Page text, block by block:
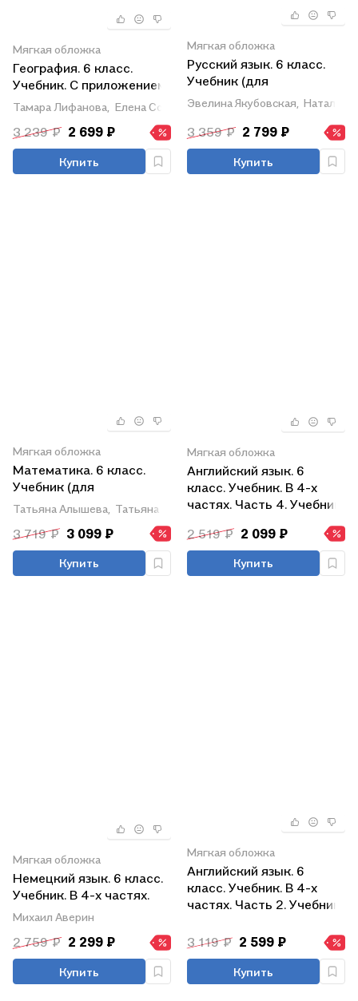
Мягкая обложка
География. 6 класс.
Учебник. С приложением
(для обучающихся с
интеллектуальными
нарушениями)
Тамара Лифанова, Елена Соломина
3 239 ₽ 2 699 ₽
Купить
Мягкая обложка
Русский язык. 6 класс.
Учебник (для
обучающихся с
интеллектуальными
нарушениями). 12-е
издание, обновленное
Эвелина Якубовская, Наталья
3 359 ₽ 2 799 ₽
Купить
Мягкая обложка
Математика. 6 класс.
Учебник (для
обучающихся с
интеллектуальными
нарушениями).
Татьяна Алышева, Татьяна Амосова, Марина Мочалина
3 719 ₽ 3 099 ₽
Купить
Мягкая обложка
Английский язык. 6
класс. Учебник. В 4-х
частях. Часть 4. Учебник
зрения
2 519 ₽ 2 099 ₽
Купить
Мягкая обложка
Немецкий язык. 6 класс.
Учебник. В 4-х частях.
Часть 2. Учебник для
детей с нарушением
зрения. Второй
иностранный язык
Михаил Аверин
2 759 ₽ 2 299 ₽
Купить
Мягкая обложка
Английский язык. 6
класс. Учебник. В 4-х
частях. Часть 2. Учебник
зрения
3 119 ₽ 2 599 ₽
Купить